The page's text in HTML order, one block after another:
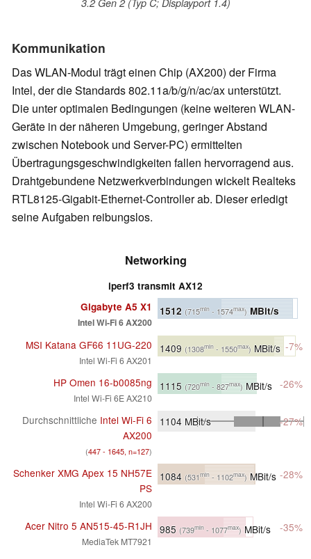
Kommunikation
Das WLAN-Modul trägt einen Chip (AX200) der Firma
Intel, der die Standards 802.11a/b/g/n/ac/ax unterstützt.
Die unter optimalen Bedingungen (keine weiteren WLAN-
Geräte in der näheren Umgebung, geringer Abstand
zwischen Notebook und Server-PC) ermittelten
Übertragungsgeschwindigkeiten fallen hervorragend aus.
Drahtgebundene Netzwerkverbindungen wickelt Realteks
RTL8125-Gigabit-Ethernet-Controller ab. Dieser erledigt
seine Aufgaben reibungslos.
Networking
iperf3 transmit AX12
Gigabyte A5 X1
Intel Wi-Fi 6 AX200
1512 (715min - 1574max)MBit/s
MSI Katana GF66 11UG-220
Intel Wi-Fi 6 AX201
1409 (1308min - 1550max) MBit/s -7%
HP Omen 16-b0085ng
Intel Wi-Fi 6E AX210
1115 (720min - 827max)MBit/s -26%
Durchschnittliche Intel Wi-Fi 6
AX200
(447 - 1645, n=127)
1104 MBit/s -27%
Schenker XMG Apex 15 NH57E
PS
Intel Wi-Fi 6 AX200
1084 (531min- 1102max)MBit/s -28%
Acer Nitro 5 AN515-45-R1JH
MediaTek MT7921
985 (739min - 1077max) MBit/s -35%